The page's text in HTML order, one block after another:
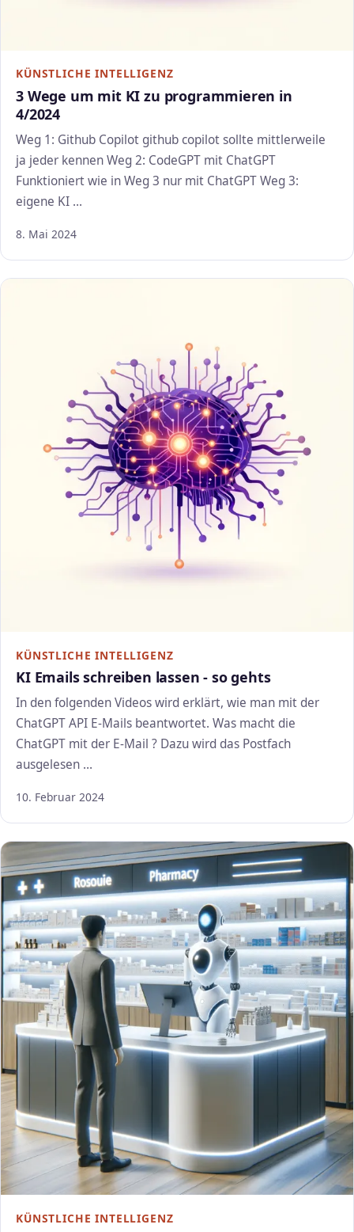
KÜNSTLICHE INTELLIGENZ
3 Wege um mit KI zu programmieren in
4/2024
Weg 1: Github Copilot github copilot sollte mittlerweile
ja jeder kennen Weg 2: CodeGPT mit ChatGPT
Funktioniert wie in Weg 3 nur mit ChatGPT Weg 3:
eigene KI …
8. Mai 2024
KÜNSTLICHE INTELLIGENZ
KI Emails schreiben lassen - so gehts
In den folgenden Videos wird erklärt, wie man mit der
ChatGPT API E-Mails beantwortet. Was macht die
ChatGPT mit der E-Mail ? Dazu wird das Postfach
ausgelesen …
10. Februar 2024
KÜNSTLICHE INTELLIGENZ